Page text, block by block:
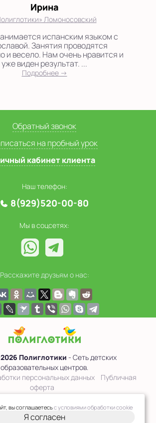
Ирина
Ломоносовский
испанским языком с
Занятия проводятся
и весело. Нам очень нравится и
уже виден результат. ...
Подробнее →
Обратный звонок
на пробный урок
кабинет клиента
Наш телефон:
8(929)520-00-80
Мы в соцсетях:
Расскажите друзьям о нас:
Полиглотики - Сеть детских
образовательных центров.
персональных данных
Публичная
оферта
об образовательной организации
вы соглашаетесьс условиями обработки cookie
Я согласен